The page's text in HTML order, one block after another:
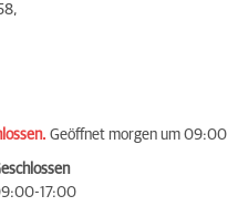
Geöffnet morgen um 09:00
17:00